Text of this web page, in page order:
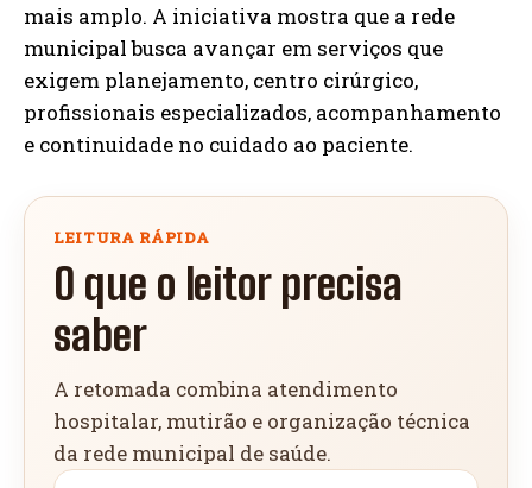
mais amplo. A iniciativa mostra que a rede
municipal busca avançar em serviços que
exigem planejamento, centro cirúrgico,
profissionais especializados, acompanhamento
e continuidade no cuidado ao paciente.
LEITURA RÁPIDA
O que o leitor precisa
saber
A retomada combina atendimento
hospitalar, mutirão e organização técnica
da rede municipal de saúde.